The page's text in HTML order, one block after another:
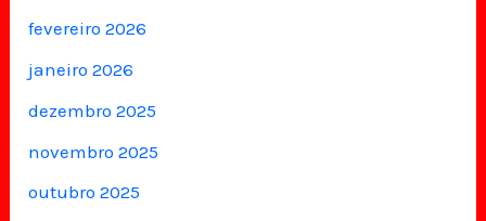
fevereiro 2026
janeiro 2026
dezembro 2025
novembro 2025
outubro 2025